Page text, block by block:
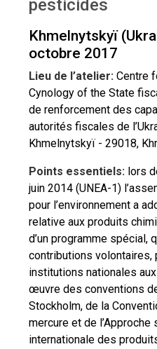
pesticides
Khmelnytskyï
octobre 2017
Lieu de l’atelier: Centre
Cynology of the State
de renforcement des
autorités fiscales de
Khmelnytskyï - 29018,
Points essentiels: lors
juin 2014 (UNEA-1)
pour l’environnement a
relative aux produits
d’un programme spécial,
contributions volontaires,
institutions nationales
œuvre des conventions
Stockholm, de la
mercure et de
internationale des